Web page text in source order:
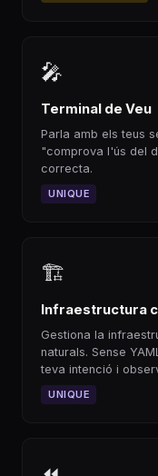
🎤
Terminal de Veu
Parla amb els teus
"comprova l'ús del
correcta.
UNIQUE
🏗
Infraestructura
Gestiona la
naturals. Sense
teva intenció i
UNIQUE